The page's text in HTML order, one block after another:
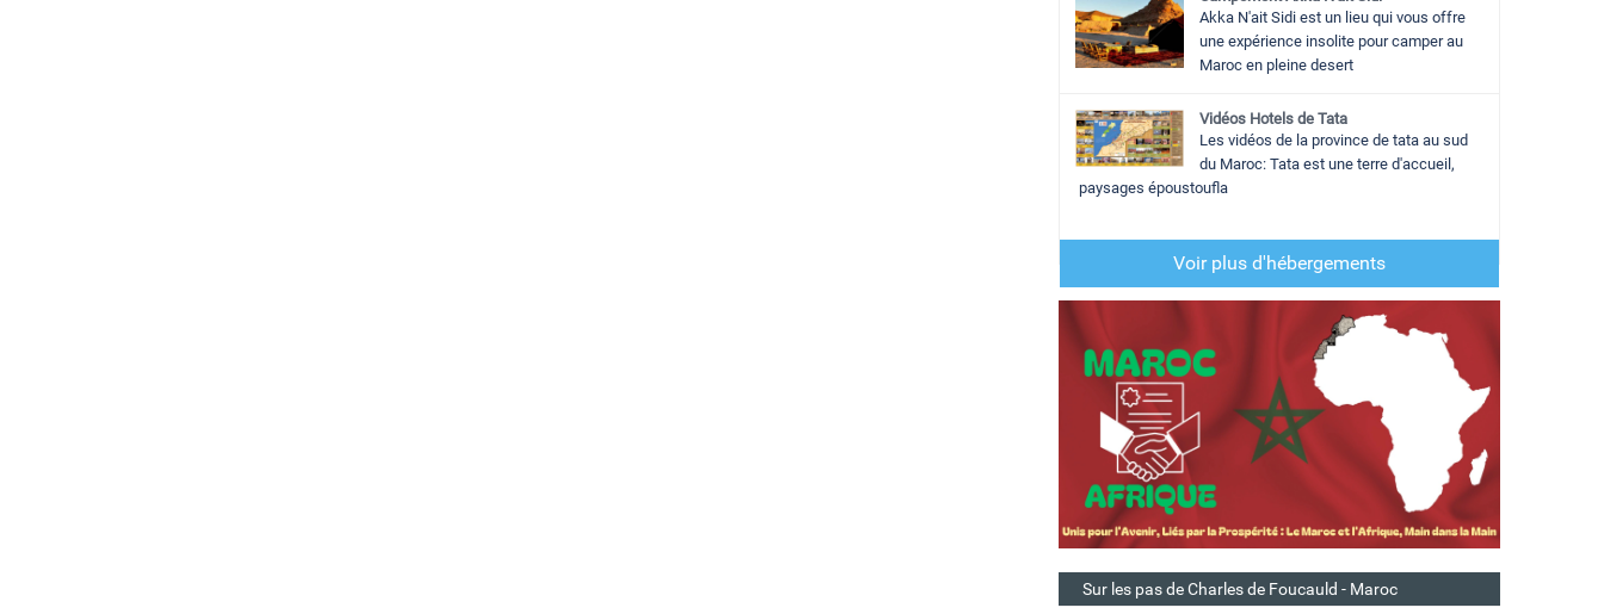
Akka N'ait Sidi est un lieu qui vous offre
une expérience insolite pour camper au
Maroc en pleine desert
Vidéos Hotels de Tata
Les vidéos de la province de tata au sud
du Maroc: Tata est une terre d'accueil,
paysages époustoufla
Voir plus d'hébergements
Sur les pas de Charles de Foucauld - Maroc